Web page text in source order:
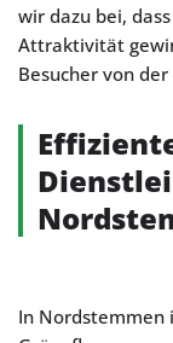
wir dazu bei,
Attraktivität
Besucher von
In Nordstemmen